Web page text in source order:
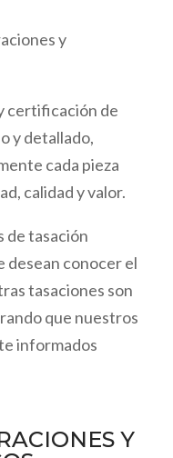
y
certificación de
y detallado,
cada pieza
calidad y valor.
de tasación
desean conocer el
tasaciones son
que nuestros
informados
Y